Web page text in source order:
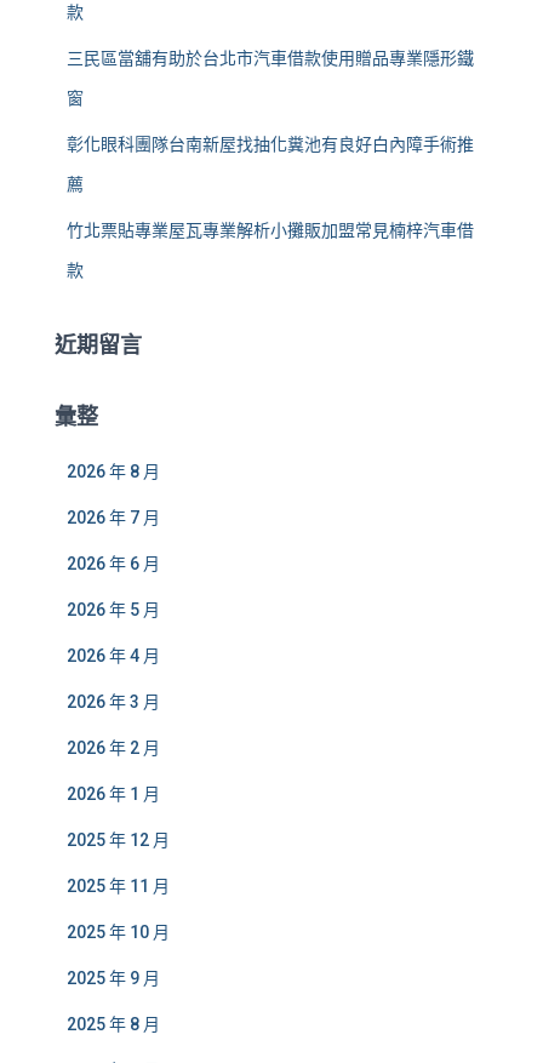
款
三民區當舖有助於台北市汽車借款使用贈品專業隱形鐵
窗
彰化眼科團隊台南新屋找抽化糞池有良好白內障手術推
薦
竹北票貼專業屋瓦專業解析小攤販加盟常見楠梓汽車借
款
近期留言
彙整
2026 年 8 月
2026 年 7 月
2026 年 6 月
2026 年 5 月
2026 年 4 月
2026 年 3 月
2026 年 2 月
2026 年 1 月
2025 年 12 月
2025 年 11 月
2025 年 10 月
2025 年 9 月
2025 年 8 月